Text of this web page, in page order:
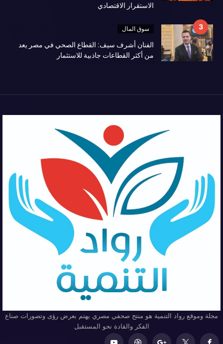
الاستقرار الاقتصادي
سوق المال
الفنان أشرف سيف: القطاع الصحي في مصر يعد
من أكثر القطاعات جاذبية للاستثمار
مجلة وموقع رواد التنمية هو منتج صحفي مصري يهتم بعرض رؤى وتصورات صناع
الفكر والقادة نحو المستقبل